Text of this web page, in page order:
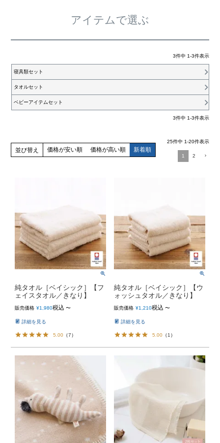
アイテムで選ぶ
3件中 1-3件表示
寝具類セット
タオルセット
ベビーアイテムセット
3件中 1-3件表示
並び替え 価格が安い順 価格が高い順 新着順
25件中 1-20件表示
1 2
純タオル［ベイシック］【フ
ェイスタオル／きなり】
販売価格 ¥1,980税込 〜
詳細を見る
5.00 （7）
純タオル［ベイシック］【ウ
ォッシュタオル／きなり】
販売価格 ¥1,210税込 〜
詳細を見る
5.00 （1 ）